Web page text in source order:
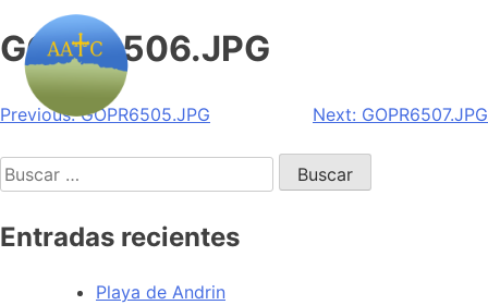
GOPR6506.JPG
Navegación
de
entradas
Previous: GOPR6505.JPG Next: GOPR6507.JPG
Buscar:
Entradas recientes
Playa de Andrin